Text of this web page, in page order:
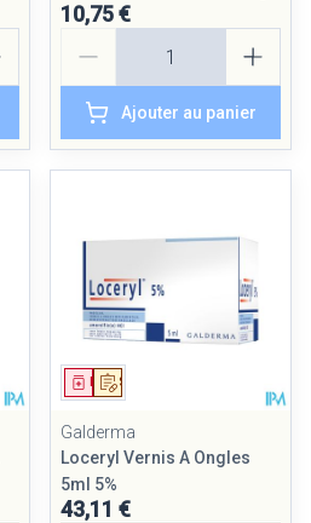
10,75 €
Ajouter au panier
Sur prescription
Médicament
Galderma
Loceryl Vernis A Ongles
5ml 5%
43,11 €